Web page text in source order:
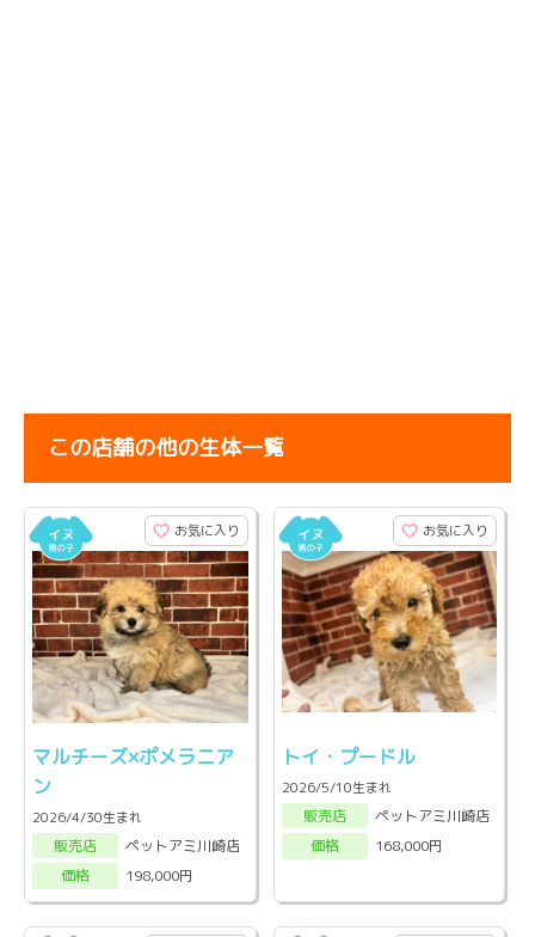
この店舗の他の生体一覧
お気に入り
マルチーズ×ポメラニア
ン
2026/4/30生まれ
販売店
ペットアミ川崎店
価格
198,000円
お気に入り
トイ・プードル
2026/5/10生まれ
販売店
ペットアミ川崎店
価格
168,000円